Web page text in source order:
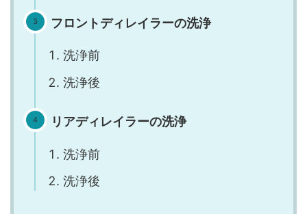
フロントディレイラーの洗浄
洗浄前
洗浄後
リアディレイラーの洗浄
洗浄前
洗浄後